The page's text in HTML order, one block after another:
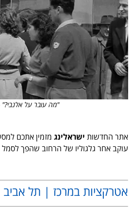
"מה עובר על אלנבי?" - סיור
אתר החדשות ישראלינג מזמין אתכם
עוקב אחר גלגוליו של הרחוב שהפך לסמל
אטרקציות במרכז | תל